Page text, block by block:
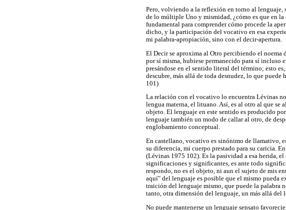
Pero, volviendo a la reflexión en torno al lenguaje,
de lo múltiple Uno y mismidad, ¿cómo es que en
fundamental para comprender cómo procede la
dicho, y la participación del vocativo en esa
mi palabra-apropiación, sino con el decir-apertura.
El Decir se aproxima al Otro percibiendo el noema
por sí misma, hubiese permanecido para sí
presándose en el sentido literal del término; esto
descubre, más allá de toda desnudez, lo que
101)
La relación con el vocativo lo encuentra Lévinas
lengua materna, el lituano. Así, es al otro al que se
objeto. El lenguaje en este sentido es producido
lenguaje también un modo de callar al otro, de
englobamiento conceptual.
En castellano, vocativo es sinónimo de llamativo,
su diferencia, mi cuerpo prestado para su caricia.
(Lévinas 1975 102). Es la pasividad a esa herida,
significaciones y significantes, es ante todo
respondo, no es el objeto, ni aun el sujeto de mis
aquí" del lenguaje es posible que el mismo pueda
traición del lenguaje mismo, que puede la palabra
tanto, otra dimensión del lenguaje, un más allá
No puede mantenerse un lenguaje sensato